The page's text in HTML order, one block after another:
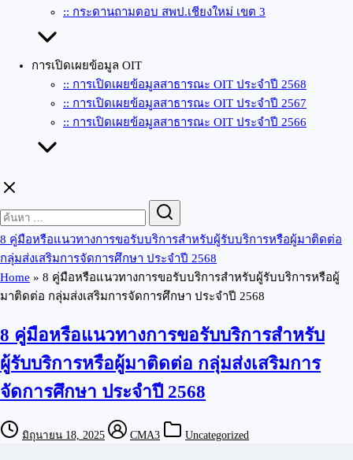
:: กระดานถามตอบ สพป.เชียงใหม่ เขต 3
การเปิดเผยข้อมูล OIT
:: การเปิดเผยข้อมูลสาธารณะ OIT ประจำปี 2568
:: การเปิดเผยข้อมูลสาธารณะ OIT ประจำปี 2567
:: การเปิดเผยข้อมูลสาธารณะ OIT ประจำปี 2566
for:
8 คู่มือหรือแนวทางการขอรับบริการสำหรับผู้รับบริการหรือผู้มาติดต่อ
กลุ่มส่งเสริมการจัดการศึกษา ประจำปี 2568
Home » 8 คู่มือหรือแนวทางการขอรับบริการสำหรับผู้รับบริการหรือผู้
มาติดต่อ กลุ่มส่งเสริมการจัดการศึกษา ประจำปี 2568
8 คู่มือหรือแนวทางการขอรับบริการสำหรับ
ผู้รับบริการหรือผู้มาติดต่อ กลุ่มส่งเสริมการ
จัดการศึกษา ประจำปี 2568
มิถุนายน 18, 2025 CMA3 Uncategorized